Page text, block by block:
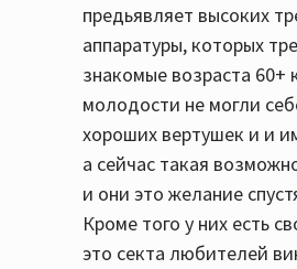
предьявляет высоких
аппаратуры, которых
знакомые возраста 60+
молодости не могли
хороших вертушек и и
а сейчас такая
и они это желание
Кроме того у них есть
это секта любителей